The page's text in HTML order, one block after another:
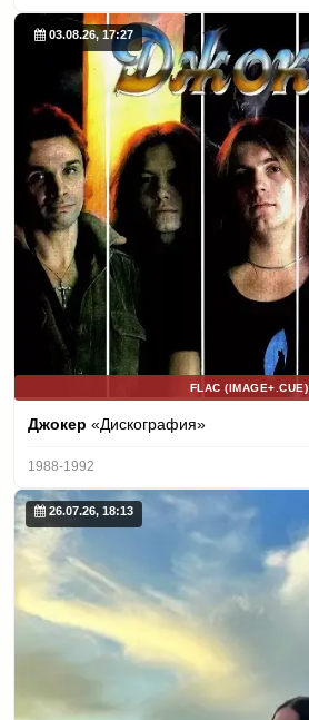
03.08.26, 17:27
FLAC (IMAGE+.CUE)
Джокер «Дискография»
1988-1992
26.07.26, 18:13